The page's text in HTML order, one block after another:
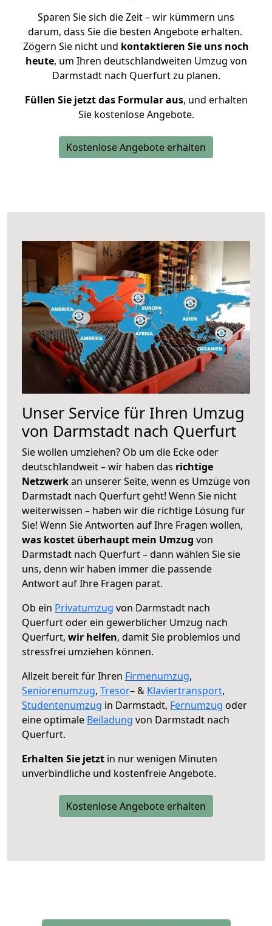
Sparen Sie sich die Zeit – wir kümmern uns
darum, dass Sie die besten Angebote erhalten.
Zögern Sie nicht und kontaktieren Sie uns noch
heute, um Ihren deutschlandweiten Umzug von
Darmstadt nach Querfurt zu planen.
Füllen Sie jetzt das Formular aus, und erhalten
Sie kostenlose Angebote.
Kostenlose Angebote erhalten
Unser Service für Ihren Umzug
von Darmstadt nach Querfurt
Sie wollen umziehen? Ob um die Ecke oder
deutschlandweit – wir haben das richtige
Netzwerkan unserer Seite, wenn es Umzüge von
Darmstadt nach Querfurt geht! Wenn Sie nicht
weiterwissen – haben wir die richtige Lösung für
Sie! Wenn Sie Antworten auf Ihre Fragen wollen,
was kostet überhaupt mein Umzug von
Darmstadt nach Querfurt – dann wählen Sie sie
uns, denn wir haben immer die passende
Antwort auf Ihre Fragen parat.
Ob ein Privatumzug von Darmstadt nach
Querfurt oder ein gewerblicher Umzug nach
Querfurt, wir helfen, damit Sie problemlos und
stressfrei umziehen können.
Allzeit bereit für Ihren Firmenumzug,
Seniorenumzug, Tresor– & Klaviertransport,
Studentenumzug in Darmstadt, Fernumzug oder
eine optimale Beiladung von Darmstadt nach
Querfurt.
Erhalten Sie jetzt in nur wenigen Minuten
unverbindliche und kostenfreie Angebote.
Kostenlose Angebote erhalten